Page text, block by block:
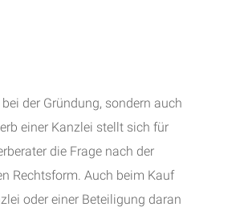
der Gründung, sondern auch
einer Kanzlei stellt sich für
die Frage nach der
Rechtsform. Auch beim Kauf
oder einer Beteiligung daran